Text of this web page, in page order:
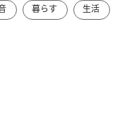
暮らす 生活